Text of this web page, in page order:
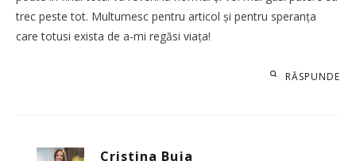
trec peste tot. Multumesc pentru articol și pentru speranța
care totusi exista de a-mi regăsi viața!
RĂSPUNDE
Cristina Buja